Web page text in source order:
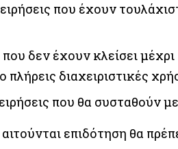
που έχουν
που δεν έχουν κλείσει
διαχειριστικές
που θα συσταθούν
επιδότηση θα